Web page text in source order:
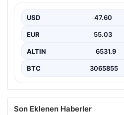
Adıyaman’da yaşayan Abuzer
USD 47.60
EUR 55.03
ALTIN 6531.9
BTC 3065855
Son Eklenen Haberler